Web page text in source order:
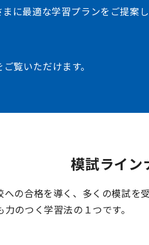
に最適な学習プランをご提案し
覧いただけます。
模試ライン
の合格を導く、多くの模試
のつく学習法の１つです。